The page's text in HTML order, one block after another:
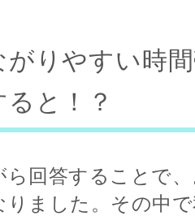
がりやすい時
と！？
ら回答することで
ました。その中